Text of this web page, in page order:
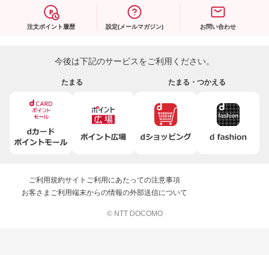
注文ポイント履歴 設定(メールマガジン) お問い合わせ
今後は下記のサービスをご利用ください。
たまる たまる・つかえる
ご利用規約サイトご利用にあたっての注意事項
お客さまご利用端末からの情報の外部送信について
© NTT DOCOMO